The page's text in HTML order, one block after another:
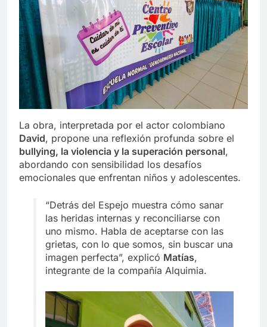
La obra, interpretada por el actor colombiano
David, propone una reflexión profunda sobre el
bullying, la violencia y la superación personal,
abordando con sensibilidad los desafíos
emocionales que enfrentan niños y adolescentes.
“Detrás del Espejo muestra cómo sanar
las heridas internas y reconciliarse con
uno mismo. Habla de aceptarse con las
grietas, con lo que somos, sin buscar una
imagen perfecta”, explicó Matías,
integrante de la compañía Alquimia.